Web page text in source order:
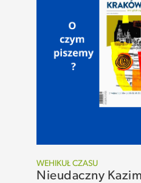
WEHIKUŁ CZASU
Nieudaczny